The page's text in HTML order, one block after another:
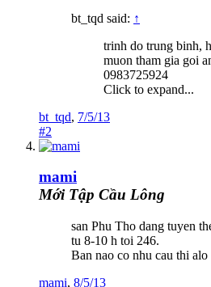
bt_tqd said: ↑
trinh do trung binh,
muon tham gia goi
0983725924
Click to expand...
bt_tqd, 7/5/13
#2
mami
Mới Tập Cầu Lông
san Phu Tho dang tuyen
tu 8-10 h toi 246.
Ban nao co nhu cau thi
mami, 8/5/13